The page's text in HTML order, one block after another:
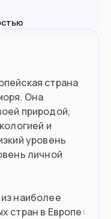
документов
иметь
паспорт.
5-летнему, но
ЕС.
2.1млн
страна
Она
природой,
и
уровень
личной
наиболее
стран в Европе: